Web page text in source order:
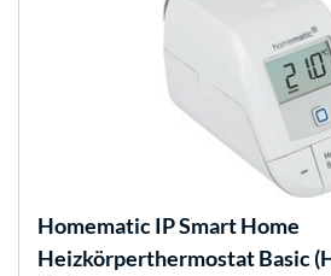
Homematic IPSmart Home
Heizkörperthermostat Basic